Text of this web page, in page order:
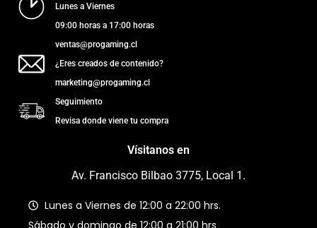
Lunes a Viernes
09:00 horas a 17:00 horas
ventas@progaming.cl
¿Eres creados de contenido?
marketing@progaming.cl
Seguimiento
Revisa donde viene tu compra
Vísitanos en
Av. Francisco Bilbao 3775, Local 1.
Lunes a Viernes de 12:00 a 22:00 hrs.
Sábado y domingo de 12:00 a 21:00 hrs